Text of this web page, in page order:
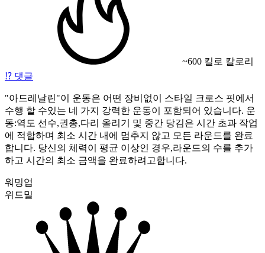
~600 킬로 칼로리
⁉️ 댓글
"아드레날린"이 운동은 어떤 장비없이 스타일 크로스 핏에서
수행 할 수있는 네 가지 강력한 운동이 포함되어 있습니다. 운
동:역도 선수,권총,다리 올리기 및 중간 당김은 시간 초과 작업
에 적합하며 최소 시간 내에 멈추지 않고 모든 라운드를 완료
합니다. 당신의 체력이 평균 이상인 경우,라운드의 수를 추가
하고 시간의 최소 금액을 완료하려고합니다.
워밍업
위드밀